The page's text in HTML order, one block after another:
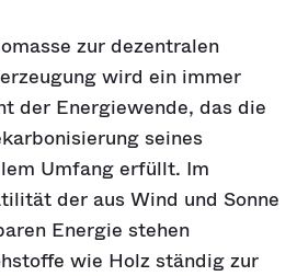
zur dezentralen
wird ein immer
der Energiewende, das die
seines
Umfang erfüllt. Im
der aus Wind und Sonne
Energie stehen
wie Holz ständig zur